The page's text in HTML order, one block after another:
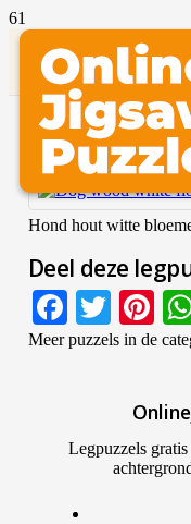
Hondenhout
SPEEL DEZE
Hond hout witte
Deel deze
Meer puzzels in de
Legpuzzels